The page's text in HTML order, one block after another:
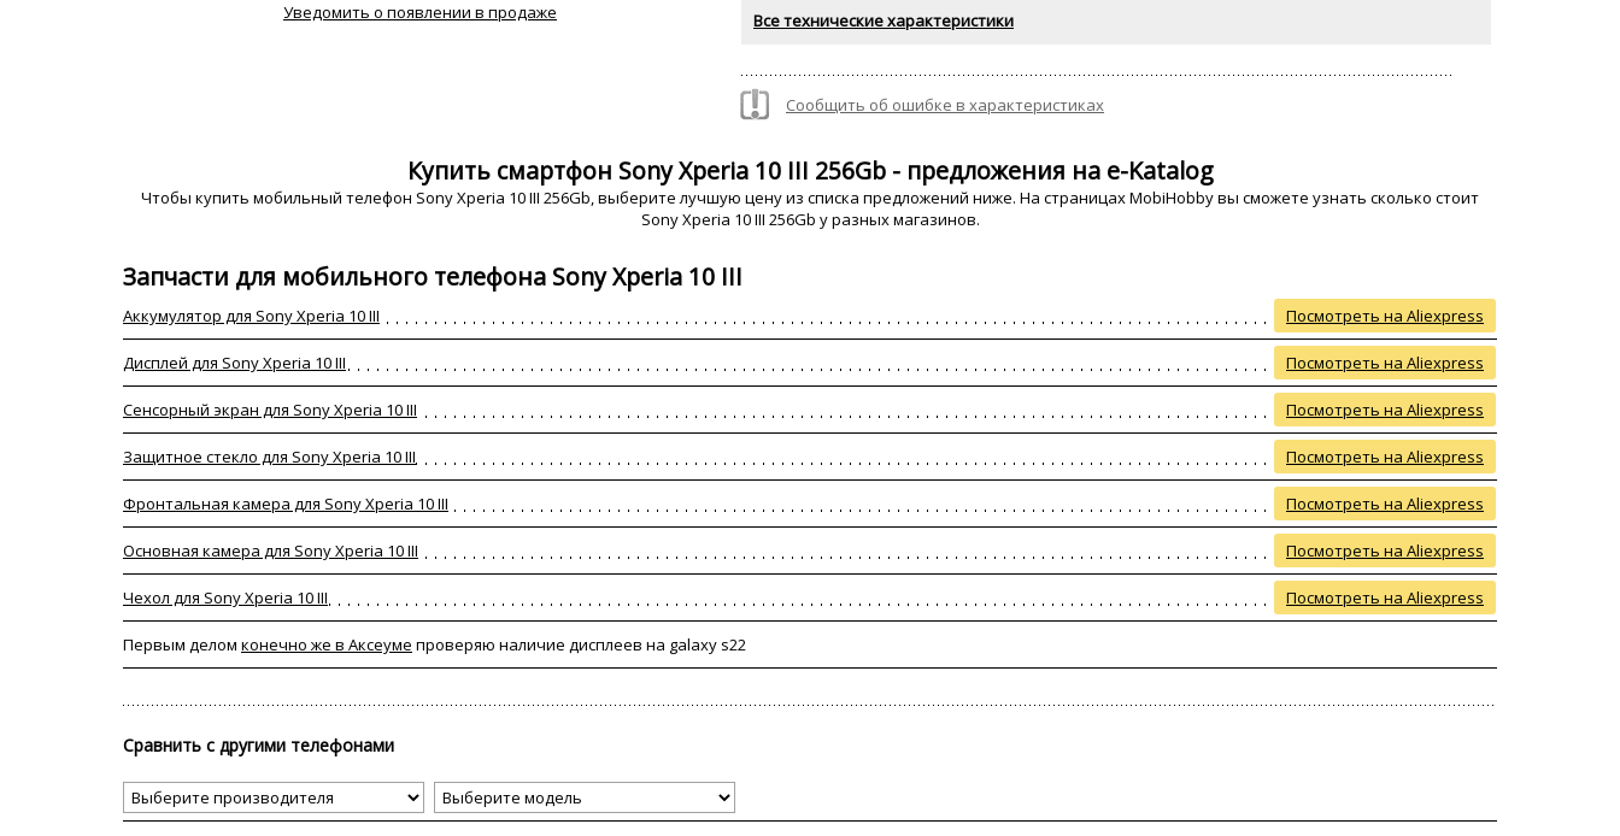
Уведомить о появлении в продаже Все технические характеристики
Сообщить об ошибке в характеристиках
Купить смартфон Sony Xperia 10 III 256Gb - предложения на e-Katalog
Чтобы купить мобильный телефон Sony Xperia 10 III 256Gb, выберите лучшую цену из списка предложений ниже. На страницах MobiHobby вы сможете узнать сколько стоит
Sony Xperia 10 III 256Gb у разных магазинов.
Запчасти для мобильного телефона Sony Xperia 10 III
Аккумулятор для Sony Xperia 10 III Посмотреть на Aliexpress
Дисплей для Sony Xperia 10 III Посмотреть на Aliexpress
Сенсорный экран для Sony Xperia 10 III Посмотреть на Aliexpress
Защитное стекло для Sony Xperia 10 III Посмотреть на Aliexpress
Фронтальная камера для Sony Xperia 10 III Посмотреть на Aliexpress
Основная камера для Sony Xperia 10 III Посмотреть на Aliexpress
Чехол для Sony Xperia 10 III Посмотреть на Aliexpress
Первым делом конечно же в Аксеуме проверяю наличие дисплеев на galaxy s22
Сравнить с другими телефонами